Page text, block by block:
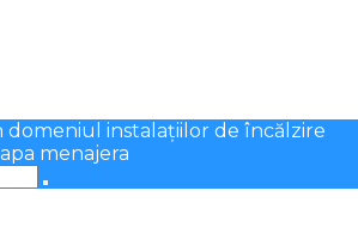
instalațiilor de încălzire
menajera